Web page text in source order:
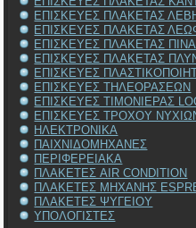
ΕΠΙΣΚΕΥΕΣ ΠΛΑΚΕΤΑΣ
ΕΠΙΣΚΕΥΕΣ ΠΛΑΚΕΤΑΣ
ΕΠΙΣΚΕΥΕΣ ΠΛΑΚΕΤΑΣ
ΕΠΙΣΚΕΥΕΣ ΠΛΑΚΕΤΑΣ
ΕΠΙΣΚΕΥΕΣ
ΕΠΙΣΚΕΥΕΣ ΤΗΛΕΟΡΑΣΕΩΝ
ΕΠΙΣΚΕΥΕΣ ΤΙΜΟΝΙΕΡΑΣ
ΕΠΙΣΚΕΥΕΣ ΤΡΟΧΟΥ
ΗΛΕΚΤΡΟΝΙΚΑ
ΠΑΙΧΝΙΔΟΜΗΧΑΝΕΣ
ΠΕΡΙΦΕΡΕΙΑΚΑ
ΠΛΑΚΕΤΕΣ AIR CONDITION
ΠΛΑΚΕΤΕΣ ΜΗΧΑΝΗΣ
ΠΛΑΚΕΤΕΣ ΨΥΓΕΙΟΥ
ΥΠΟΛΟΓΙΣΤΕΣ